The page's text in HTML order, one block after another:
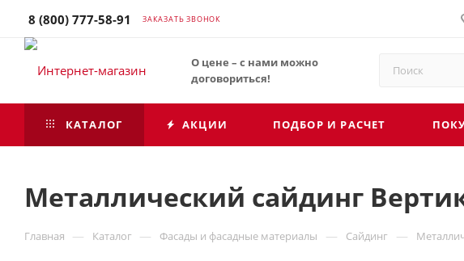
8 (800) 777-58-91 ЗАКАЗАТЬ ЗВОНОК
О цене – с нами можно
договориться!
КАТАЛОГ АКЦИИ ПОДБОР И РАСЧЕТ
Металлический сайдинг
Главная — Каталог — Фасады и фасадные материалы — Сайдинг —